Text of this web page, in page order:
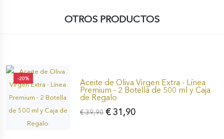
OTROS PRODUCTOS
-20% Aceite de Oliva Virgen Extra - Línea
Premium - 2 Botella de 500 ml y Caja
de Regalo
€ 31,90
€ 39,90